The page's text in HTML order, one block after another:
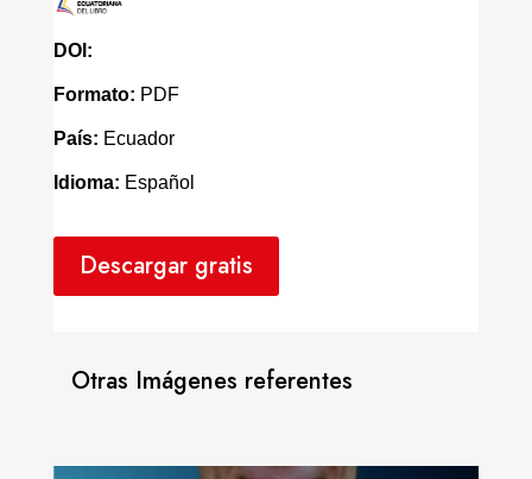
DOI:
Formato: PDF
País: Ecuador
Idioma: Español
Descargar gratis
Otras Imágenes referentes